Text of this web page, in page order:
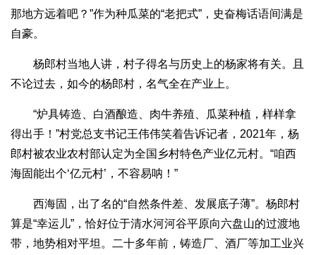
那地方远着吧？”作为种瓜菜的“老把式”，史奋梅话语间满是
自豪。
杨郎村当地人讲，村子得名与历史上的杨家将有关。且
不论过去，如今的杨郎村，名气全在产业上。
“炉具铸造、白酒酿造、肉牛养殖、瓜菜种植，样样拿
得出手！”村党总支书记王伟伟笑着告诉记者，2021年，杨
郎村被农业农村部认定为全国乡村特色产业亿元村。“咱西
海固能出个‘亿元村’，不容易呐！”
西海固，出了名的“自然条件差、发展底子薄”。杨郎村
算是“幸运儿”，恰好位于清水河河谷平原向六盘山的过渡地
带，地势相对平坦。二十多年前，铸造厂、酒厂等加工业兴